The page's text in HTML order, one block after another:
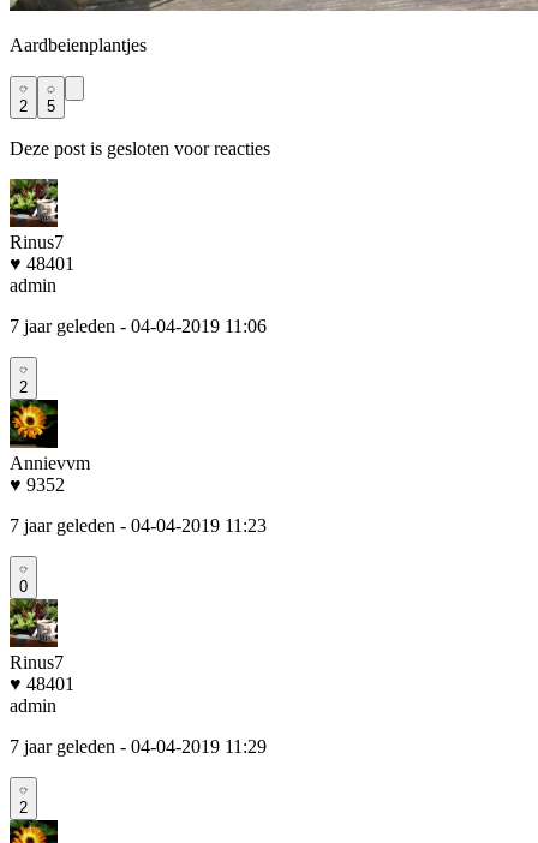
Aardbeienplantjes
2 5
Deze post is gesloten voor reacties
Rinus7
♥ 48401
admin
7 jaar geleden - 04-04-2019 11:06
2
Annievvm
♥ 9352
7 jaar geleden - 04-04-2019 11:23
0
Rinus7
♥ 48401
admin
7 jaar geleden - 04-04-2019 11:29
2